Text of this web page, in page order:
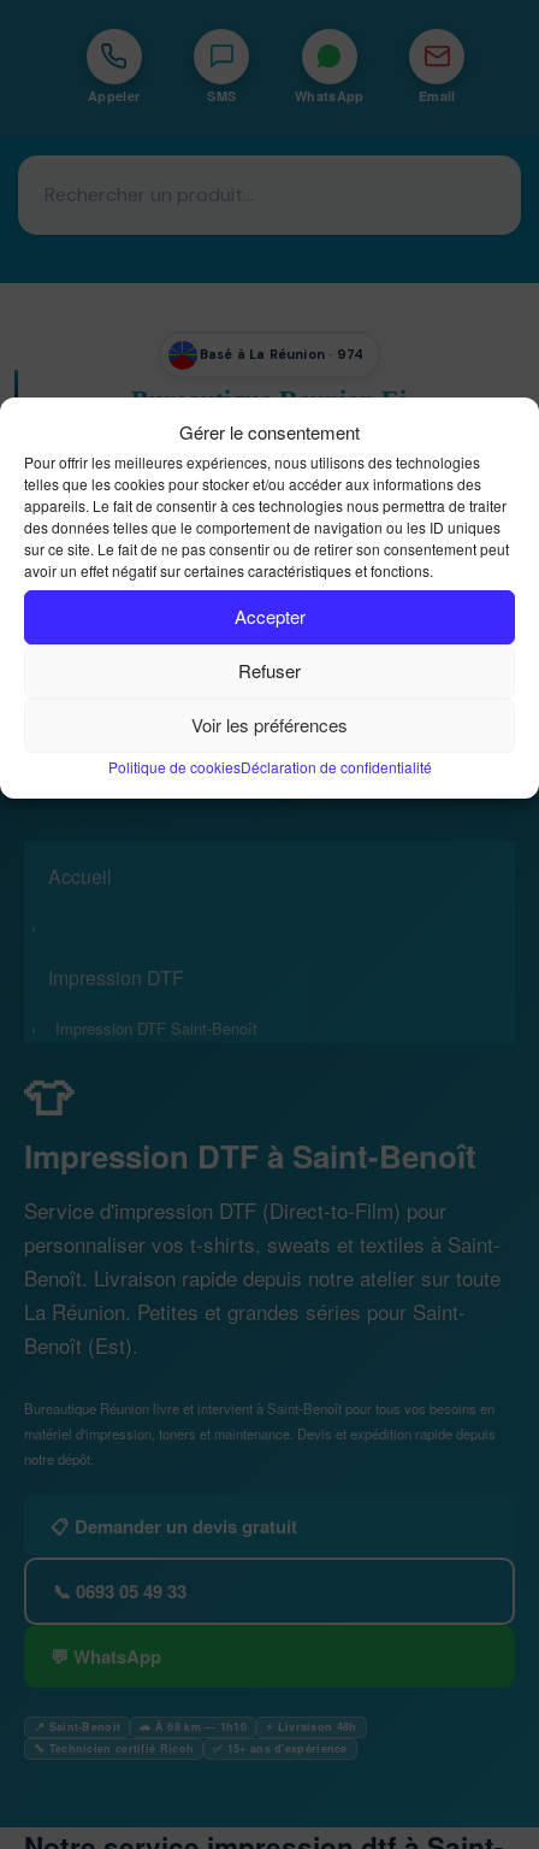
Gérer le consentement
Pour offrir les meilleures expériences, nous utilisons des technologies
telles que les cookies pour stocker et/ou accéder aux informations des
appareils. Le fait de consentir à ces technologies nous permettra de traiter
des données telles que le comportement de navigation ou les ID uniques
sur ce site. Le fait de ne pas consentir ou de retirer son consentement peut
avoir un effet négatif sur certaines caractéristiques et fonctions.
Accepter
Refuser
Voir les préférences
Politique de cookiesDéclaration de confidentialité
Appeler SMS WhatsApp Email
Basé à La Réunion · 974
Bureautique Reunion Ei
Intégrateur de solutions d'impression Bureautique et
DTF à la Réunion
Location de photocopieurs et
imprimantes
Location de photocopieurs et imprimantes
Accueil
›
Impression DTF
› Impression DTF Saint-Benoît
👕
Impression DTF à Saint-Benoît
Service d'impression DTF (Direct-to-Film) pour
personnaliser vos t-shirts, sweats et textiles à Saint-
Benoît. Livraison rapide depuis notre atelier sur toute
La Réunion. Petites et grandes séries pour Saint-
Benoît (Est).
Bureautique Réunion livre et intervient à Saint-Benoît pour tous vos besoins en
matériel d'impression, toners et maintenance. Devis et expédition rapide depuis
notre dépôt.
📋 Demander un devis gratuit
📞 0693 05 49 33
💬 WhatsApp
📍 Saint-Benoît 🚗 À 68 km — 1h10
⚡ Livraison 48h
🔧 Technicien certifié Ricoh
✅ 15+ ans d'expérience